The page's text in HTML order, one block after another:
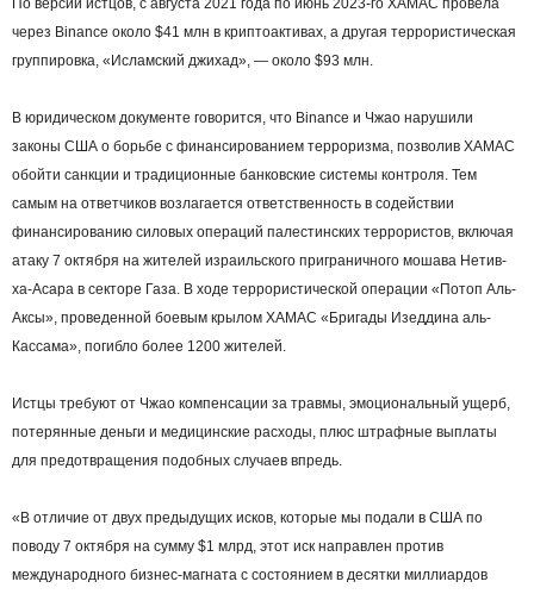
По версии истцов, с августа 2021 года по июнь 2023-го ХАМАС провела
через Binance около $41 млн в криптоактивах, а другая террористическая
группировка, «Исламский джихад», — около $93 млн.
В юридическом документе говорится, что Binance и Чжао нарушили
законы США о борьбе с финансированием терроризма, позволив ХАМАС
обойти санкции и традиционные банковские системы контроля. Тем
самым на ответчиков возлагается ответственность в содействии
финансированию силовых операций палестинских террористов, включая
атаку 7 октября на жителей израильского приграничного мошава Нетив-
ха-Асара в секторе Газа. В ходе террористической операции «Потоп Аль-
Аксы», проведенной боевым крылом ХАМАС «Бригады Изеддина аль-
Кассама», погибло более 1200 жителей.
Истцы требуют от Чжао компенсации за травмы, эмоциональный ущерб,
потерянные деньги и медицинские расходы, плюс штрафные выплаты
для предотвращения подобных случаев впредь.
«В отличие от двух предыдущих исков, которые мы подали в США по
поводу 7 октября на сумму $1 млрд, этот иск направлен против
международного бизнес-магната с состоянием в десятки миллиардов